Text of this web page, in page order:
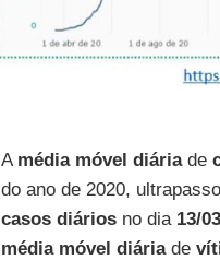
A média móvel diáriade
do ano de 2020,
casos diáriosno dia 13/03
média móvel diáriade